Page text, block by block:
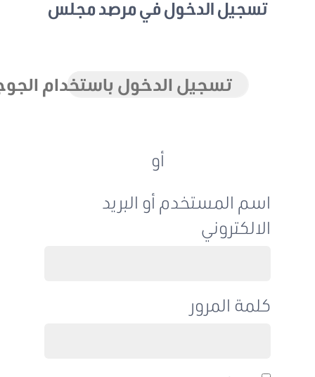
تسجيل الدخول في مرصد مجلس
تسجيل الدخول باستخدام الجوجل
اسم المستخدم أو البريد
الالكتروني
كلمة المرور